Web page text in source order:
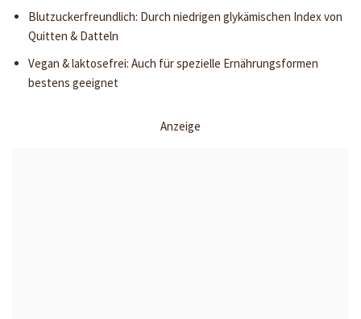
Blutzuckerfreundlich: Durch niedrigen glykämischen Index von
Quitten & Datteln
Vegan & laktosefrei: Auch für spezielle Ernährungsformen
bestens geeignet
Anzeige